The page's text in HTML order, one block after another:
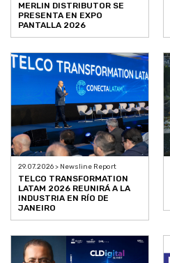
MERLIN DISTRIBUTOR SE
PRESENTA EN EXPO
PANTALLA 2026
29.07.2026 > Newsline Report
TELCO TRANSFORMATION
LATAM 2026 REUNIRÁ A LA
INDUSTRIA EN RÍO DE
JANEIRO